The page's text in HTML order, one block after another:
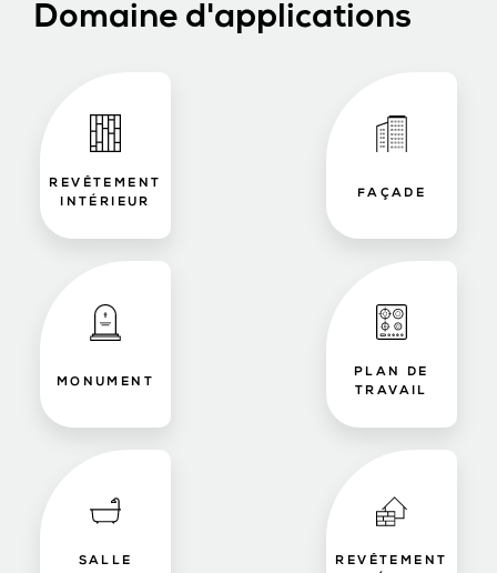
Domaine d'applications
REVÊTEMENT
INTÉRIEUR
FAÇADE
MONUMENT
PLAN DE
TRAVAIL
SALLE
REVÊTEMENT